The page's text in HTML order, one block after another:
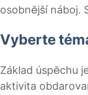
osobnější náboj.
Vyberte
Základ úspěchu
aktivita